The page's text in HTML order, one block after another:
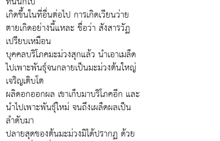
เกิดขึ้นในที่อื่นต่อไป การเกิดเวียนว่าย
ตายเกิดอย่างนี้แหละ ชื่อว่า สังสารวัฏ
เปรียบเหมือน
บุคคลบริโภคมะม่วงสุกแล้ว นำเอาเมล็ด
ไปเพาะพันธุ์จนกลายเป็นมะม่วงต้นใหญ่
เจริญเติบโต
ผลิดอกออกผล เขาเก็บมาบริโภคอีก และ
นำไปเพาะพันธุ์ใหม่ จนถึงเผล็ดผลเป็น
ลำดับมา
ปลายสุดของต้นมะม่วงมิได้ปรากฏ ด้วย